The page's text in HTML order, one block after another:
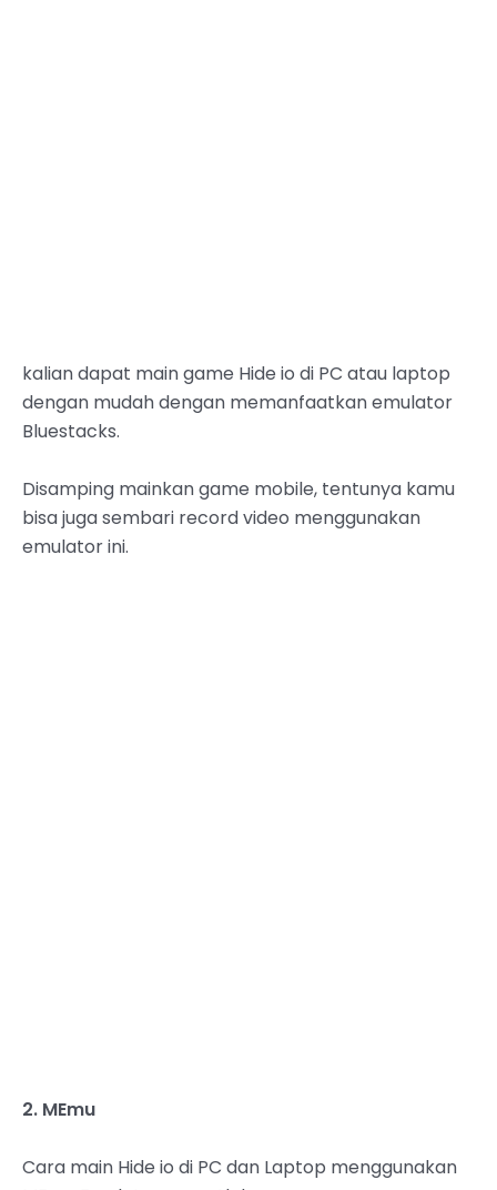
kalian dapat main game Hide io di PC atau laptop
dengan mudah dengan memanfaatkan emulator
Bluestacks.
Disamping mainkan game mobile, tentunya kamu
bisa juga sembari record video menggunakan
emulator ini.
2. MEmu
Cara main Hide io di PC dan Laptop menggunakan